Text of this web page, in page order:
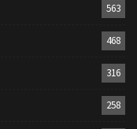
563
468
316
258